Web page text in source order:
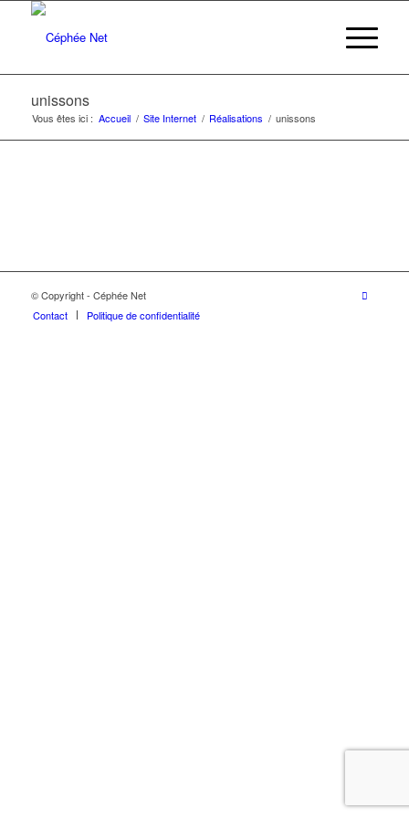
unissons
Vous êtes ici : Accueil / Site Internet / Réalisations / unissons
© Copyright - Céphée Net
Contact
Politique de confidentialité